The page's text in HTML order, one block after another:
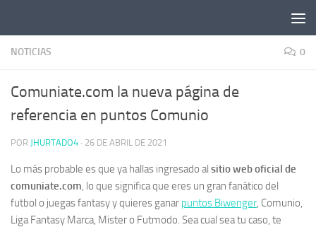
NOTICIAS 0
Comuniate.com la nueva página de
referencia en puntos Comunio
POR JHURTADO4 · 26 DE ABRIL DE 2021
Lo más probable es que ya hallas ingresado al sitio web oficial de
comuniate.com, lo que significa que eres un gran fanático del
futbol o juegas fantasy y quieres ganar puntos Biwenger, Comunio,
Liga Fantasy Marca, Mister o Futmodo. Sea cual sea tu caso, te